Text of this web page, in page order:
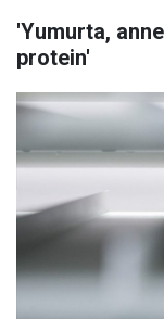
'Yumurta,
protein'